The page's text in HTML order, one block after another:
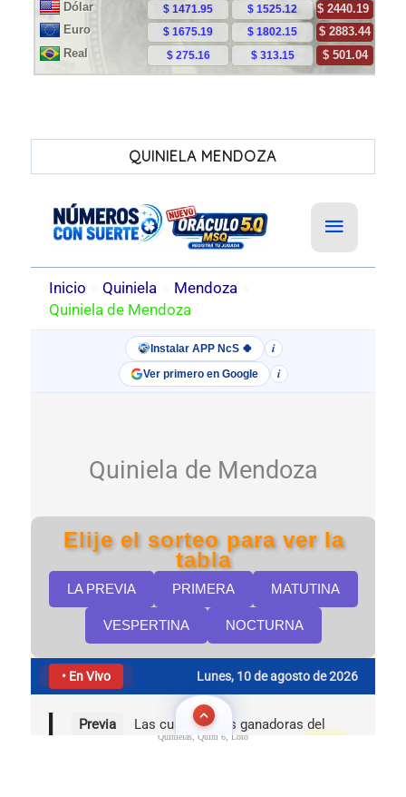
QUINIELA MENDOZA
Quinielas, Quini 6, Loto